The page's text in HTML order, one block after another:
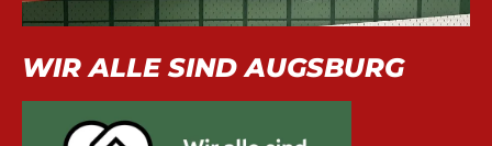
WIR ALLE SIND AUGSBURG